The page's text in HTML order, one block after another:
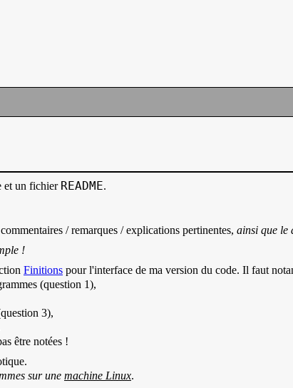
et un fichier README.
/ remarques / explications pertinentes, ainsi que le
!
Finitions pour l'interface de ma version du code. Il faut
(question 1),
3),
être notées !
sur une machine Linux.